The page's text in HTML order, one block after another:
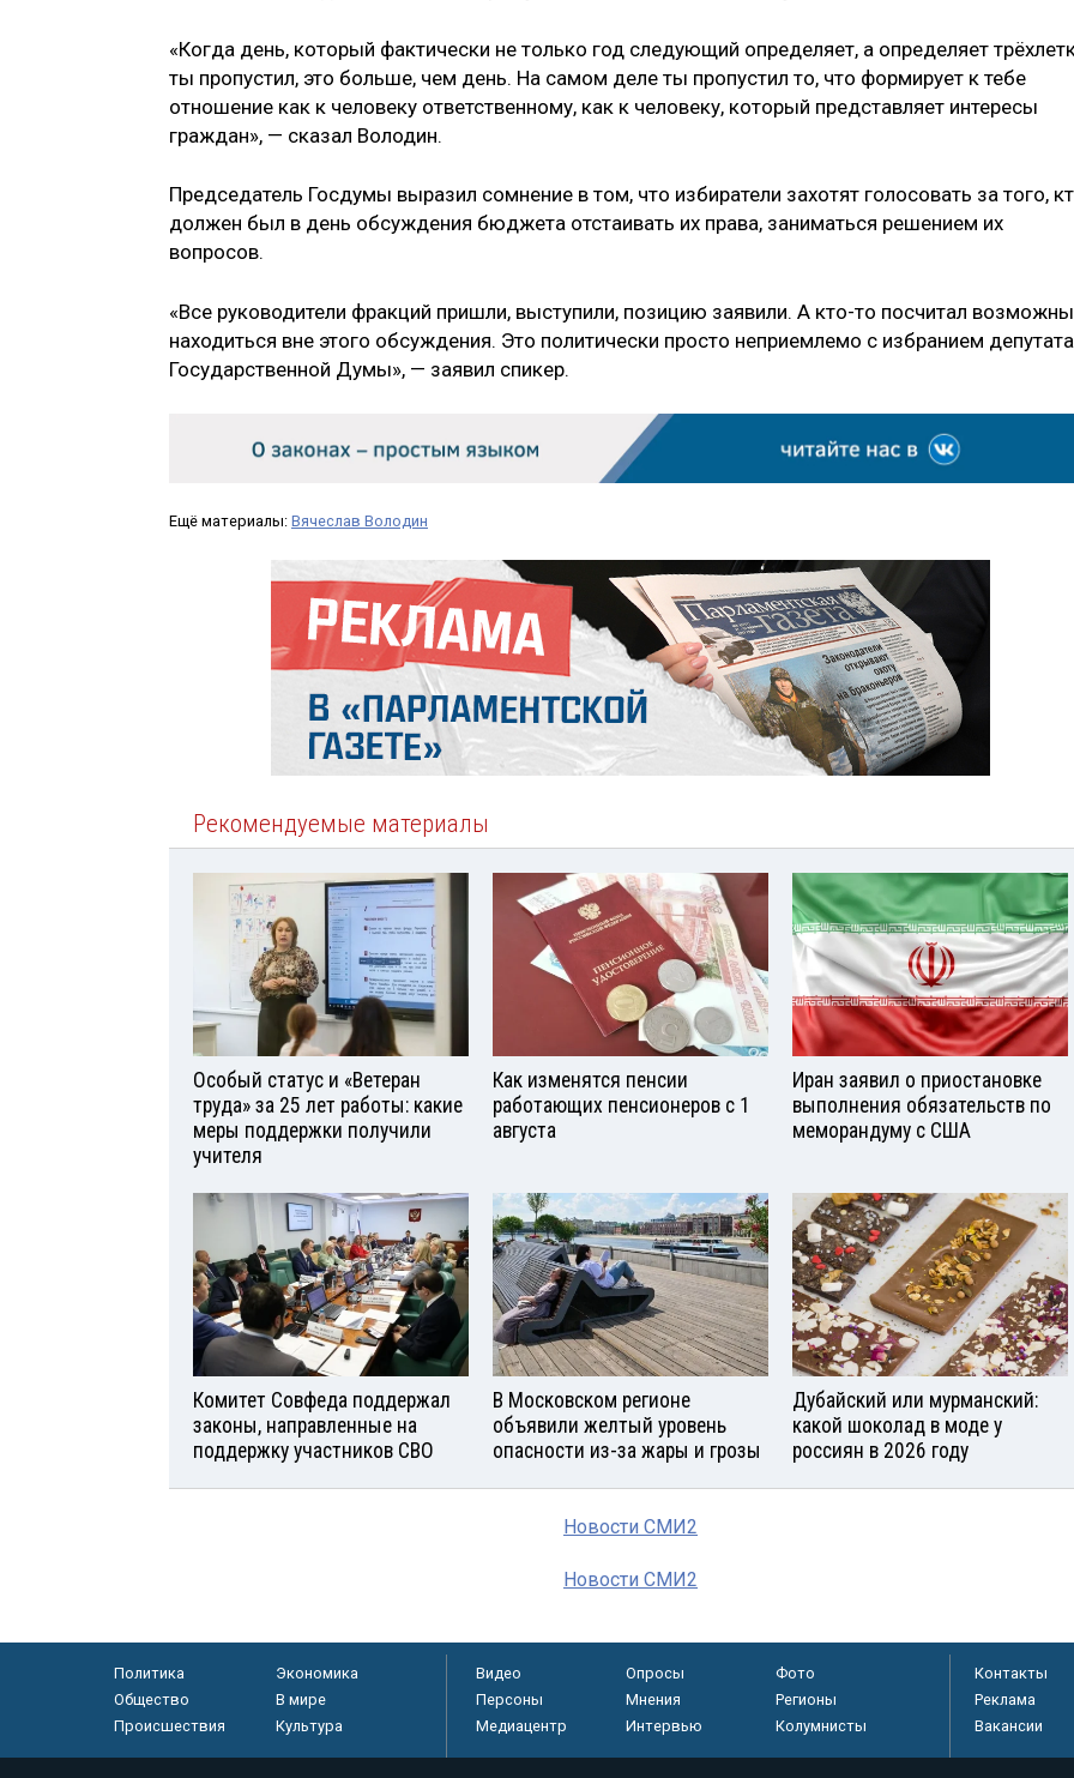
«Когда день, который фактически не только год следующий определяет, а определяет
ты пропустил, это больше, чем день. На самом деле ты пропустил то, что формирует к тебе
отношение как к человеку ответственному, как к человеку, который представляет интересы
граждан», — сказал Володин.
Председатель Госдумы выразил сомнение в том, что избиратели захотят голосовать за того,
должен был в день обсуждения бюджета отстаивать их права, заниматься решением их
вопросов.
«Все руководители фракций пришли, выступили, позицию заявили. А кто-то посчитал
находиться вне этого обсуждения. Это политически просто неприемлемо с избранием депутата
Государственной Думы», — заявил спикер.
Ещё материалы: Вячеслав Володин
Рекомендуемые материалы
Особый статус и «Ветеран
труда» за 25 лет работы: какие
меры поддержки получили
учителя
Как изменятся пенсии
работающих пенсионеров с 1
августа
Иран заявил о приостановке
выполнения обязательств по
меморандуму с США
Комитет Совфеда поддержал
законы, направленные на
поддержку участников СВО
В Московском регионе
объявили желтый уровень
опасности из-за жары и грозы
Дубайский или мурманский:
какой шоколад в моде у
россиян в 2026 году
Новости СМИ2
Новости СМИ2
Политика
Экономика
Общество
В мире
Происшествия
Культура
Видео Опросы
Фото
Персоны
Мнения
Регионы
Медиацентр
Интервью Колумнисты
Контакты
Реклама
Вакансии